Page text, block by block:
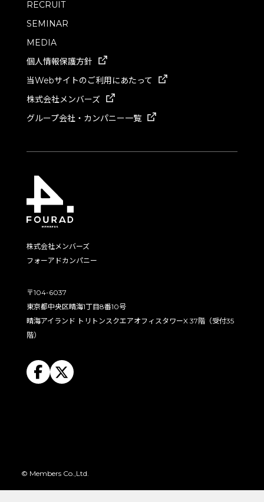
株式会社メンバーズ
フォーアドカンパニー
〒104-6037
東京都中央区晴海1丁目8番10号
晴海アイランド トリトンスクエアオフィスタワーX 37階（受付35
階）
RECRUIT
SEMINAR
MEDIA
個人情報保護方針
当Webサイトのご利用にあたって
株式会社メンバーズ
グループ会社・カンパニー一覧
© Members Co.,Ltd.